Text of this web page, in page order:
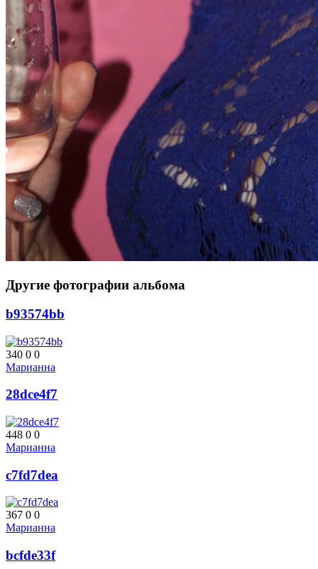
Другие фотографии альбома
b93574bb
340 0 0
Марианна
28dce4f7
448 0 0
Марианна
c7fd7dea
367 0 0
Марианна
bcfde33f